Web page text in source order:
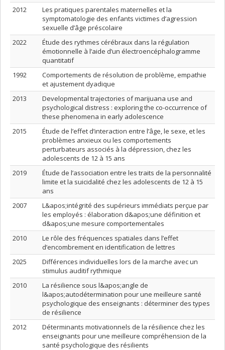
2012
Les pratiques parentales maternelles et la
symptomatologie des enfants victimes d’agression
sexuelle d’âge préscolaire
2022
Étude des rythmes cérébraux dans la régulation
émotionnelle à l’aide d’un électroencéphalogramme
quantitatif
1992
Comportements de résolution de problème, empathie
et ajustement dyadique
2013
Developmental trajectories of marijuana use and
psychological distress : exploring the co-occurrence of
these phenomena in early adolescence
2015
Étude de l’effet d’interaction entre l’âge, le sexe, et les
problèmes anxieux ou les comportements
perturbateurs associés à la dépression, chez les
adolescents de 12 à 15 ans
2019
Étude de l’association entre les traits de la personnalité
limite et la suicidalité chez les adolescents de 12 à 15
ans
2007
L&apos;intégrité des supérieurs immédiats perçue par
les employés : élaboration d&apos;une définition et
d&apos;une mesure comportementales
2010
Le rôle des fréquences spatiales dans l’effet
d’encombrement en identification de lettres
2025
Différences individuelles lors de la marche avec un
stimulus auditif rythmique
2010
La résilience sous l&apos;angle de
l&apos;autodétermination pour une meilleure santé
psychologique des enseignants : déterminer des types
de résilience
2012
Déterminants motivationnels de la résilience chez les
enseignants pour une meilleure compréhension de la
santé psychologique des résilients